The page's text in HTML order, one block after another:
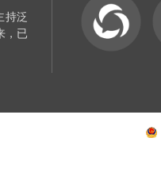
持泛
，已